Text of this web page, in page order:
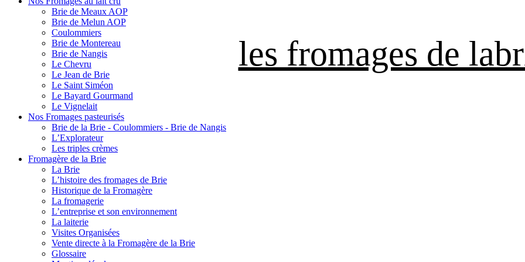
les fromages de
Brie de Meaux AOP
Brie de Melun AOP
Coulommiers
Brie de Montereau
Brie de Nangis
Le Chevru
Le Jean de Brie
Le Saint Siméon
Le Bayard Gourmand
Le Vignelait
Nos Fromages pasteurisés
Brie de la Brie - Coulommiers - Brie de Nangis
L’Explorateur
Les triples crèmes
Fromagère de la Brie
La Brie
L’histoire des fromages de Brie
Historique de la Fromagère
La fromagerie
L’entreprise et son environnement
La laiterie
Visites Organisées
Vente directe à la Fromagère de la Brie
Glossaire